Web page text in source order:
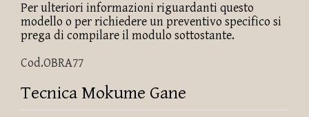
Per ulteriori informazioni riguardanti questo
modello o per richiedere un preventivo specifico si
prega di compilare il modulo sottostante.
Cod.OBRA77
Tecnica Mokume Gane